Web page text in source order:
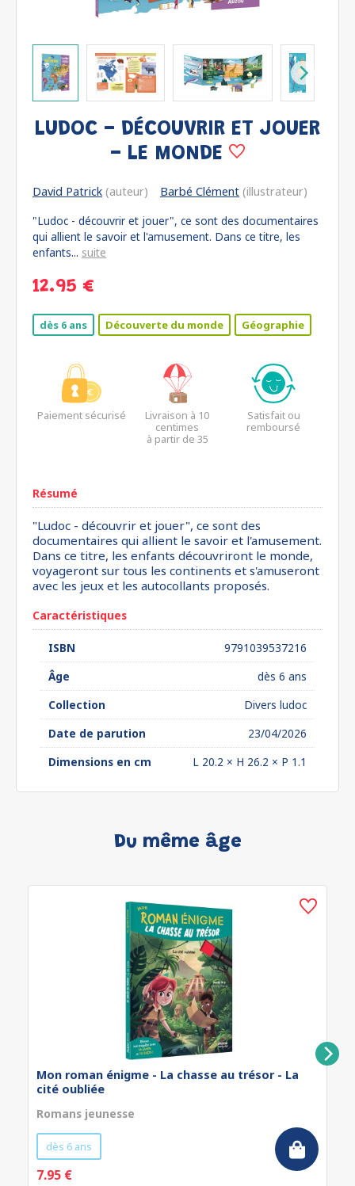
LUDOC - DÉCOUVRIR ET JOUER
- LE MONDE
David Patrick (auteur) Barbé Clément (illustrateur)
"Ludoc - découvrir et jouer", ce sont des documentaires
qui allient le savoir et l'amusement. Dans ce titre, les
enfants... suite
12.95 €
dès 6 ans Découverte du monde Géographie
Paiement sécurisé
Livraison à 10
centimes
à partir de 35
Satisfait ou
remboursé
Résumé
"Ludoc - découvrir et jouer", ce sont des
documentaires qui allient le savoir et l'amusement.
Dans ce titre, les enfants découvriront le monde,
voyageront sur tous les continents et s'amuseront
avec les jeux et les autocollants proposés.
Caractéristiques
ISBN
9791039537216
Âge
dès 6 ans
Collection
Divers ludoc
Date de parution
23/04/2026
Dimensions en cm
L 20.2 × H 26.2 × P 1.1
Du même âge
Mon roman énigme - La chasse au trésor - La
cité oubliée
Romans jeunesse
dès 6 ans
7.95 €